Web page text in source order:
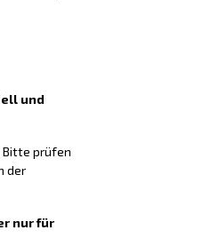
und
Bitte prüfen
der
nur für